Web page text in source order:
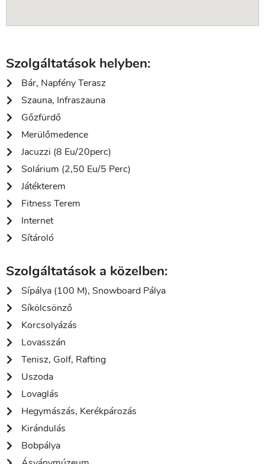
Szolgáltatások helyben:
Bár, Napfény Terasz
Szauna, Infraszauna
Gőzfürdő
Merülőmedence
Jacuzzi (8 Eu/20perc)
Solárium (2,50 Eu/5 Perc)
Játékterem
Fitness Terem
Internet
Sítároló
Szolgáltatások a közelben:
Sípálya (100 M), Snowboard Pálya
Síkölcsönző
Korcsolyázás
Lovasszán
Tenisz, Golf, Rafting
Uszoda
Lovaglás
Hegymászás, Kerékpározás
Kirándulás
Bobpálya